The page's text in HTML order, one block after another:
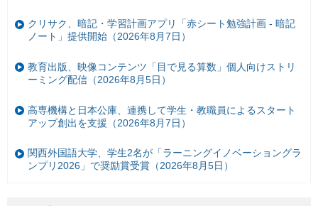
クリサク、暗記・学習計画アプリ「赤シート勉強計画 - 暗記
ノート」提供開始（2026年8月7日）
教育出版、映像コンテンツ「目で見る算数」個人向けストリ
ーミング配信（2026年8月5日）
高専機構と日本公庫、連携して学生・教職員によるスタート
アップ創出を支援（2026年8月7日）
関西外国語大学、学生2名が「ラーニングイノベーショングラ
ンプリ2026」で奨励賞受賞（2026年8月5日）